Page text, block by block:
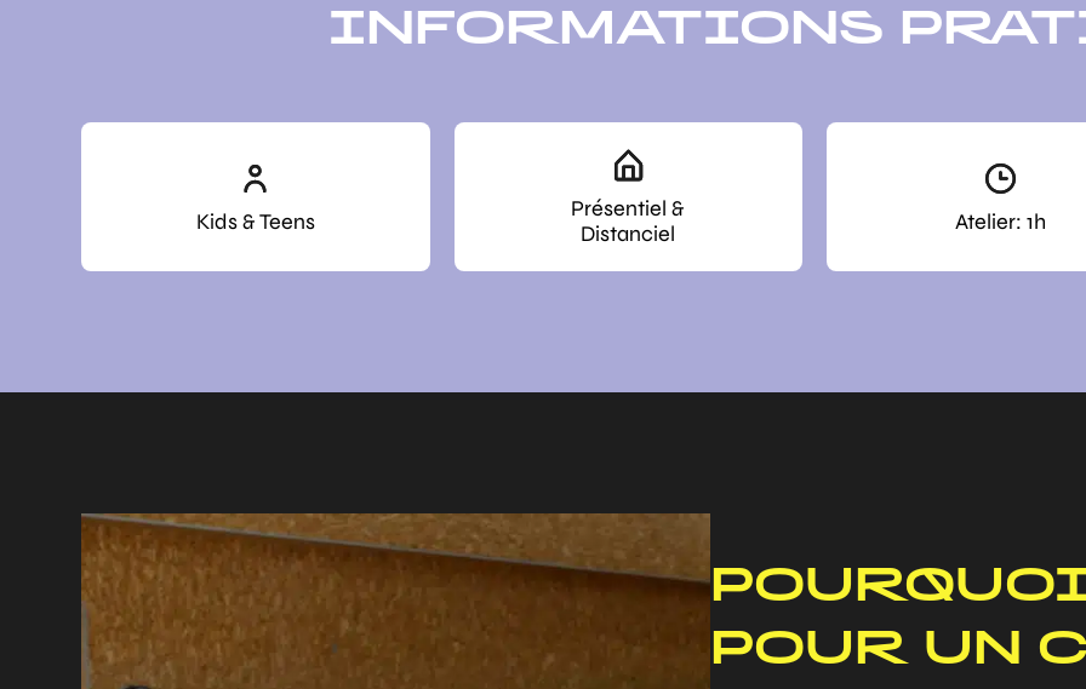
INFORMATIONS
Kids & Teens
Présentiel &
Distanciel
Atelier: 1h
POUR UN